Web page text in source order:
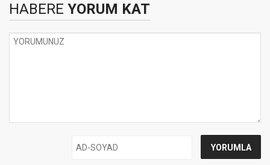
HABERE YORUM KAT